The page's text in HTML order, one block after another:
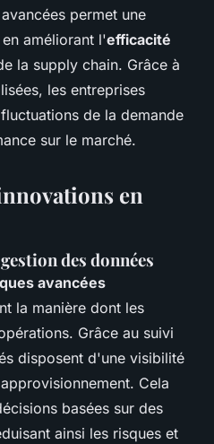
permet une
améliorant l'efficacité
la supply chain. Grâce à
les entreprises
de la demande
sur le marché.
en
des données
avancées
la manière dont les
Grâce au suivi
disposent d'une visibilité
Cela
basées sur des
ainsi les risques et